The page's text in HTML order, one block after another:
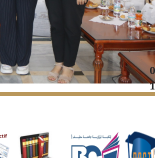
البحث و التطوير و الإبتكار
0
1